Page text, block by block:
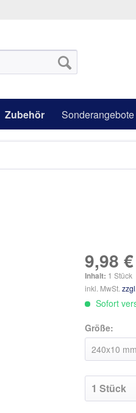
Zubehör Sonderangebote
9,98
Inhalt: 1 Stück
inkl. MwSt.
Sofort
Größe: